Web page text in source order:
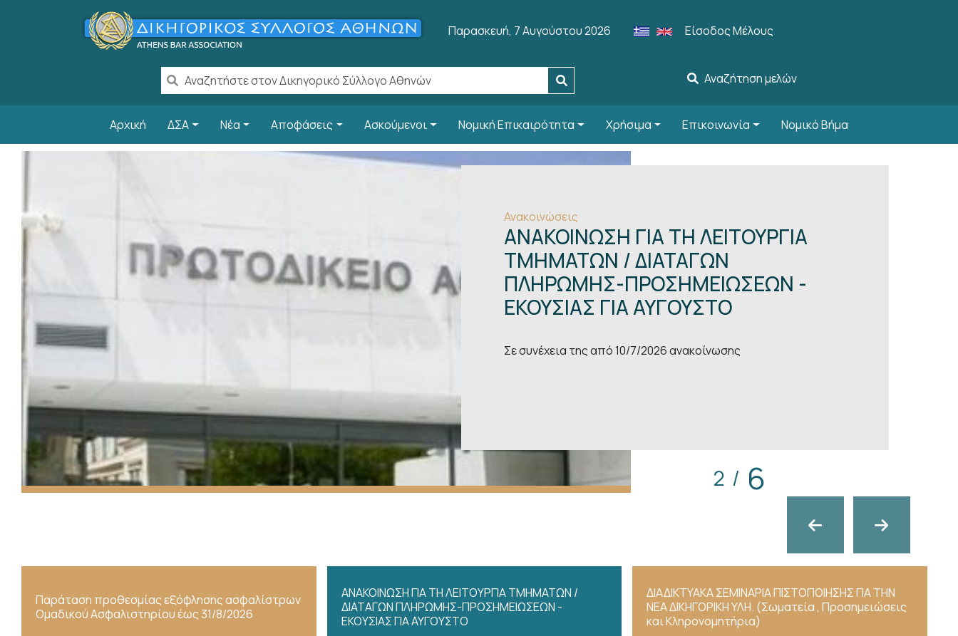
Παράκαμψη προς το κυρίως περιεχόμενο
Παρασκευή, 7 Αυγούστου 2026
User account menu
Είσοδος Μέλους
Αναζήτηση μελών
Αρχική ΔΣΑ Νέα Αποφάσεις Ασκούμενοι Νομική Επικαιρότητα Χρήσιμα Επικοινωνία Νομικό Βήμα
Ανακοινώσεις
ΑΝΑΚΟΙΝΩΣΗ ΓΙΑ ΤΗ ΛΕΙΤΟΥΡΓΙΑ
ΤΜΗΜΑΤΩΝ / ΔΙΑΤΑΓΩΝ
ΠΛΗΡΩΜΗΣ-ΠΡΟΣΗΜΕΙΩΣΕΩΝ -
ΕΚΟΥΣΙΑΣ ΓΙΑ ΑΥΓΟΥΣΤΟ
Σε συνέχεια της από 10/7/2026 ανακοίνωσης
2 6
Παράταση προθεσμίας εξόφλησης ασφαλίστρων
Ομαδικού Ασφαλιστηρίου έως 31/8/2026
ΑΝΑΚΟΙΝΩΣΗ ΓΙΑ ΤΗ ΛΕΙΤΟΥΡΓΙΑ ΤΜΗΜΑΤΩΝ /
ΔΙΑΤΑΓΩΝ ΠΛΗΡΩΜΗΣ-ΠΡΟΣΗΜΕΙΩΣΕΩΝ -
ΕΚΟΥΣΙΑΣ ΓΙΑ ΑΥΓΟΥΣΤΟ
ΔΙΑΔΙΚΤΥΑΚΑ ΣΕΜΙΝΑΡΙΑ ΠΙΣΤΟΠΟΙΗΣΗΣ ΓΙΑ ΤΗΝ
ΝΕΑ ΔΙΚΗΓΟΡΙΚΗ ΥΛΗ. (Σωματεία , Προσημειώσεις
και Κληρονομητήρια)